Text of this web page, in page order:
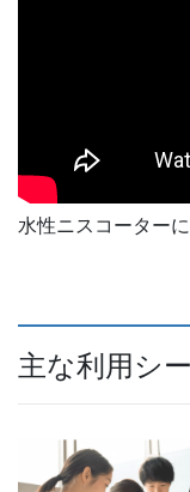
水性ニスコーター
主な利用シ